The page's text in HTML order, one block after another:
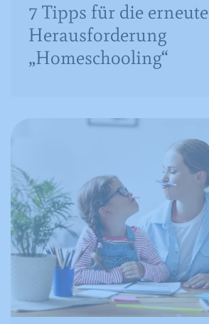
7 Tipps für die erneute
Herausforderung
„Homeschooling“